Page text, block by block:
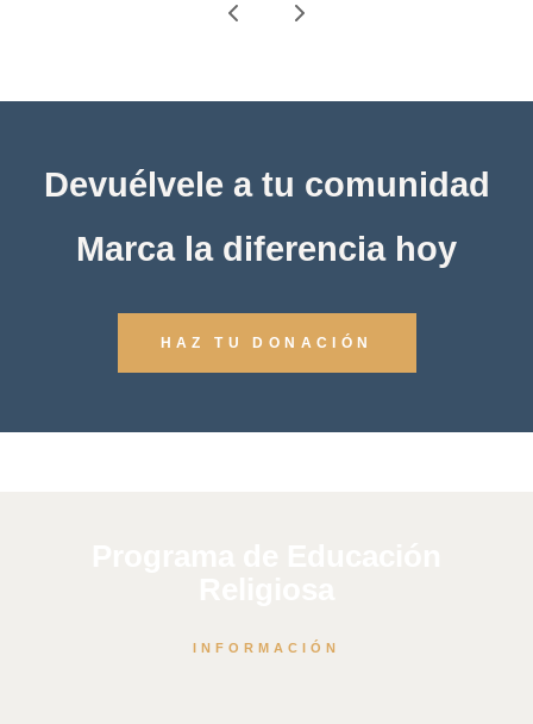
Devuélvele a tu comunidad
Marca la diferencia hoy
HAZ TU DONACIÓN
INFORMACIÓN